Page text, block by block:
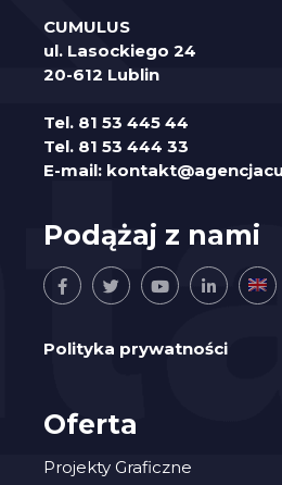
CUMULUS
ul. Lasockiego 24
20-612 Lublin
Tel. 81 53 445 44
Tel. 81 53 444 33
E-mail:
Podążaj z nami
Polityka prywatności
Oferta
Projekty Graficzne